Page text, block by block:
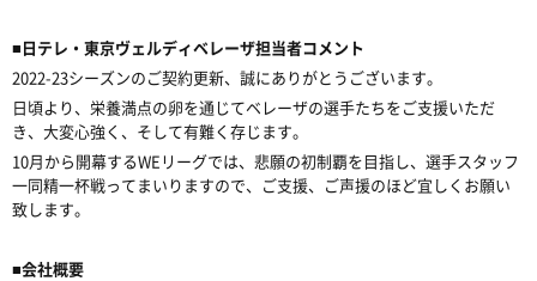
■日テレ・東京ヴェルディベレーザ担当者コメント
2022-23シーズンのご契約更新、誠にありがとうございます。
日頃より、栄養満点の卵を通じてベレーザの選手たちをご支援いただ
き、大変心強く、そして有難く存じます。
10月から開幕するWEリーグでは、悲願の初制覇を目指し、選手スタッフ
一同精一杯戦ってまいりますので、ご支援、ご声援のほど宜しくお願い
致します。
■会社概要